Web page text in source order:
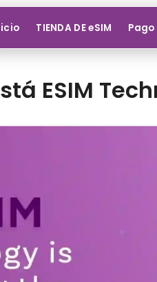
TIENDA DE eSIM
ESIM